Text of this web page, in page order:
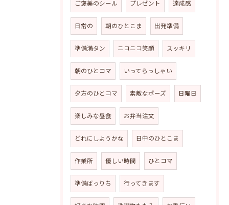
ご褒美のシール プレゼント 達成感
日常の 朝のひとこま 出発準備
準備満タン ニコニコ笑顔 スッキリ
朝のひとコマ いってらっしゃい
夕方のひとコマ 素敵なポーズ 日曜日
楽しみな昼食 お弁当注文
どれにしようかな 日中のひとこま
作業所 優しい時間 ひとコマ
準備ばっりち 行ってきます